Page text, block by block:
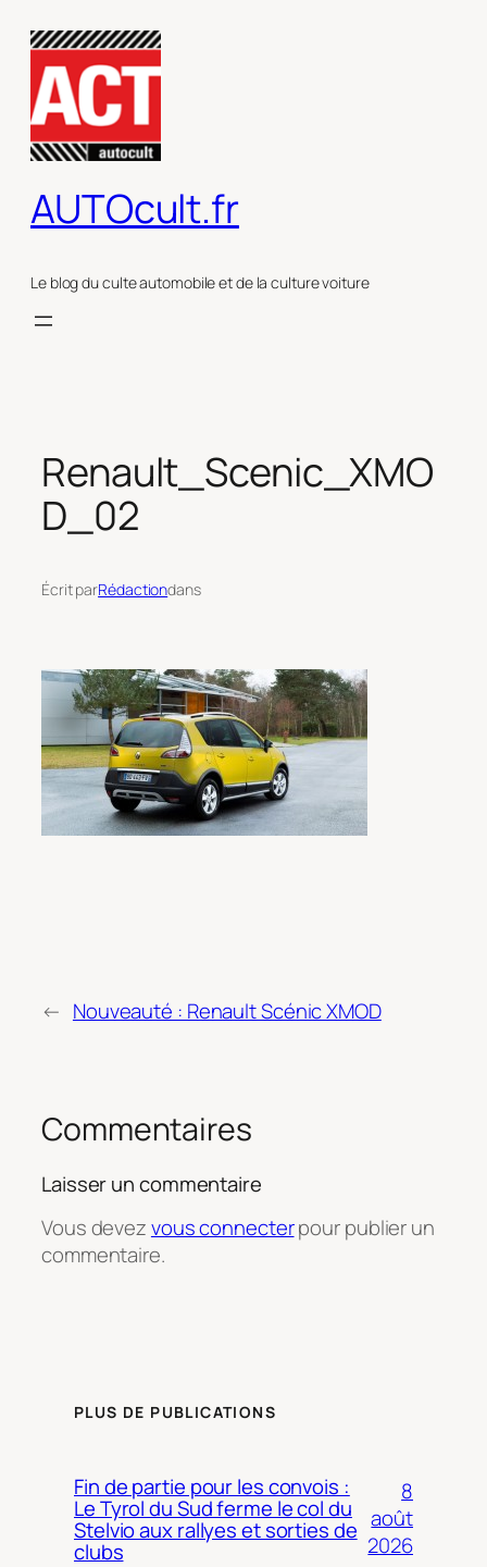
contenu
AUTOcult.fr
Le blog du culte automobile et de la culture voiture
Renault_Scenic_XMO
D_02
Écrit parRédactiondans
← Nouveauté : Renault Scénic XMOD
Commentaires
Laisser un commentaire
Vous devezvous connecterpour publier un
commentaire.
PLUS DE PUBLICATIONS
Fin de partie pour les convois :
Le Tyrol du Sud ferme le col du
Stelvio aux rallyes et sorties de
clubs
8
août
2026